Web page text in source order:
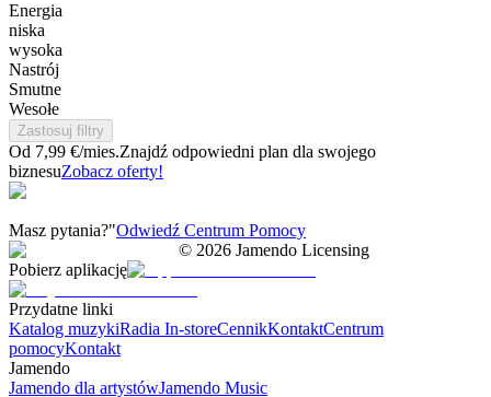
Energia
niska
wysoka
Nastrój
Smutne
Wesołe
Zastosuj filtry
Od 7,99 €/mies.Znajdź odpowiedni plan dla swojego
biznesuZobacz oferty!
Masz pytania?"Odwiedź Centrum Pomocy
© 2026 Jamendo Licensing
Pobierz aplikację
Przydatne linki
Katalog muzykiRadia In-storeCennikKontaktCentrum
pomocyKontakt
Jamendo
Jamendo dla artystówJamendo Music